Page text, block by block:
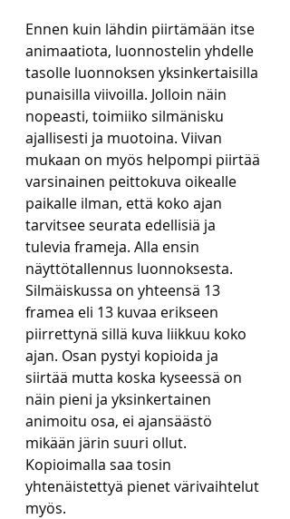
Ennen kuin lähdin piirtämään itse
animaatiota, luonnostelin yhdelle
tasolle luonnoksen yksinkertaisilla
punaisilla viivoilla. Jolloin näin
nopeasti, toimiiko silmänisku
ajallisesti ja muotoina. Viivan
mukaan on myös helpompi piirtää
varsinainen peittokuva oikealle
paikalle ilman, että koko ajan
tarvitsee seurata edellisiä ja
tulevia frameja. Alla ensin
näyttötallennus luonnoksesta.
Silmäiskussa on yhteensä 13
framea eli 13 kuvaa erikseen
piirrettynä sillä kuva liikkuu koko
ajan. Osan pystyi kopioida ja
siirtää mutta koska kyseessä on
näin pieni ja yksinkertainen
animoitu osa, ei ajansäästö
mikään järin suuri ollut.
Kopioimalla saa tosin
yhtenäistettyä pienet värivaihtelut
myös.